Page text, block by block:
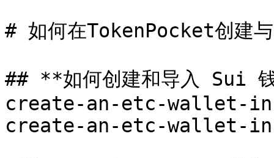
# 如何在TokenPocket创建
## **如何创建和导入 Sui
create-an-etc-wallet-
create-an-etc-wallet-